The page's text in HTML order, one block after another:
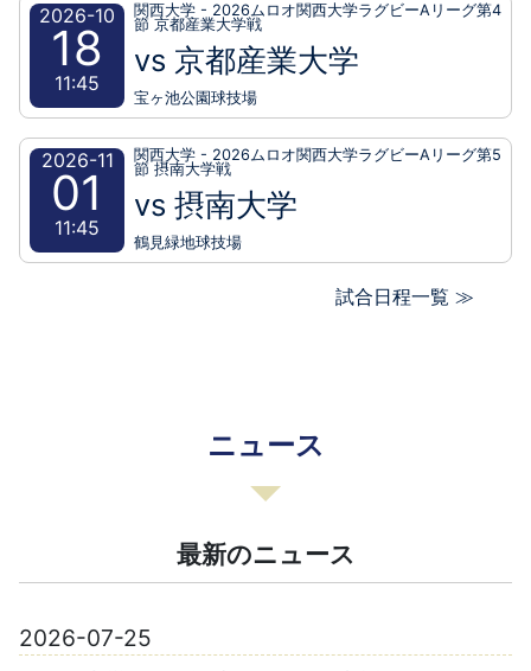
2026-10
18
11:45
関西大学 - 2026ムロオ関西大学ラグビーAリーグ第4
節 京都産業大学戦
vs 京都産業大学
宝ヶ池公園球技場
2026-11
01
11:45
関西大学 - 2026ムロオ関西大学ラグビーAリーグ第5
節 摂南大学戦
vs 摂南大学
鶴見緑地球技場
試合日程一覧 ≫
ニュース
最新のニュース
2026-07-25